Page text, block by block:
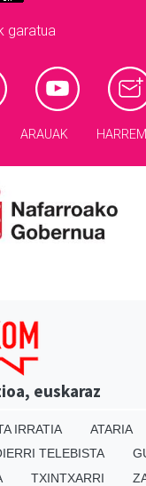
garatua
ARAUAK
euskaraz
IRRATIA ATARIA
TELEBISTA
TXINTXARRI